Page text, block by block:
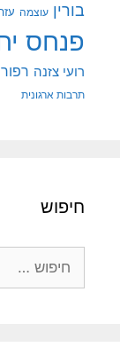
בורין עוצמה
פנחס
רועי צזנה
תרבות ארגונית
חיפוש